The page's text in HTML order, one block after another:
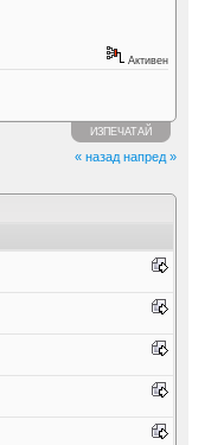
Активен
ИЗПЕЧАТАЙ
« назад напред »